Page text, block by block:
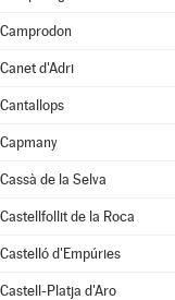
Camprodon
Canet d'Adri
Cantallops
Capmany
Cassà de la Selva
Castellfollit de la Roca
Castelló d'Empúries
Castell-Platja d'Aro